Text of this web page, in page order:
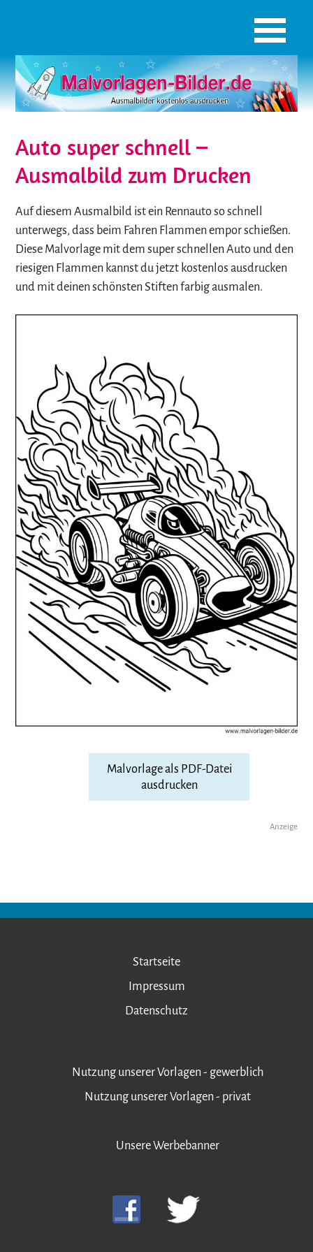
Auto super schnell –
Ausmalbild zum Drucken
Auf diesem Ausmalbild ist ein Rennauto so schnell
unterwegs, dass beim Fahren Flammen empor schießen.
Diese Malvorlage mit dem super schnellen Auto und den
riesigen Flammen kannst du jetzt kostenlos ausdrucken
und mit deinen schönsten Stiften farbig ausmalen.
Malvorlage als PDF-Datei
ausdrucken
Anzeige
Startseite
Impressum
Datenschutz
Nutzung unserer Vorlagen - gewerblich
Nutzung unserer Vorlagen - privat
Unsere Werbebanner